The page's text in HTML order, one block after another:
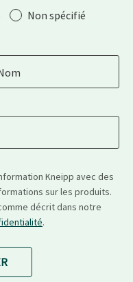
Non spécifié
Kneipp avec des
sur les produits.
décrit dans notre
.